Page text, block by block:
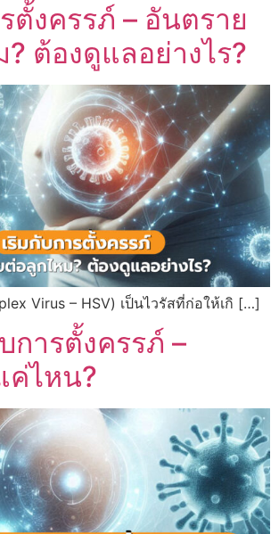
ตั้งครรภ์ – อันตราย
ต้องดูแลอย่างไร?
Virus – HSV) เป็นไวรัสที่ก่อให้เกิ […]
การตั้งครรภ์ –
ค่ไหน?